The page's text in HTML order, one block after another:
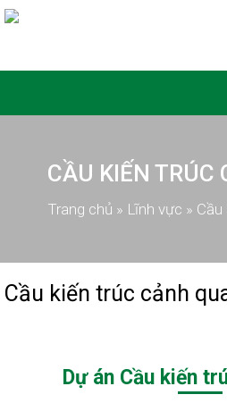
CẦU KIẾN TRÚC
Trang chủ » Lĩnh vực »
Cầu kiến trúc cảnh
Dự án Cầu kiến